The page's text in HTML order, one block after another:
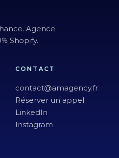
Agence
Shopify.
CONTACT
contact@amagency.fr
Réserver un appel
LinkedIn
Instagram